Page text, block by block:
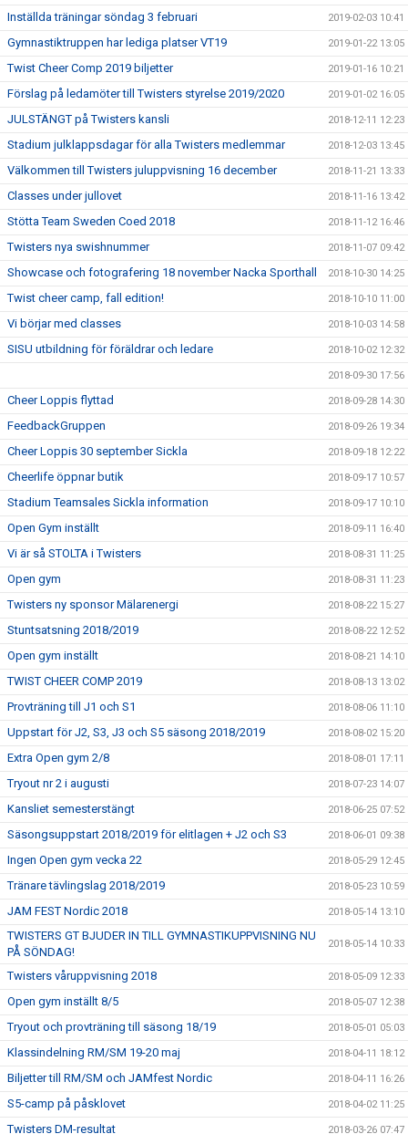
Inställda träningar söndag 3 februari 2019-02-03 10:41
Gymnastiktruppen har lediga platser VT19 2019-01-22 13:05
Twist Cheer Comp 2019 biljetter 2019-01-16 10:21
Förslag på ledamöter till Twisters styrelse 2019/2020 2019-01-02 16:05
JULSTÄNGT på Twisters kansli 2018-12-11 12:23
Stadium julklappsdagar för alla Twisters medlemmar 2018-12-03 13:45
Välkommen till Twisters juluppvisning 16 december 2018-11-21 13:33
Classes under jullovet 2018-11-16 13:42
Stötta Team Sweden Coed 2018 2018-11-12 16:46
Twisters nya swishnummer 2018-11-07 09:42
Showcase och fotografering 18 november Nacka Sporthall 2018-10-30 14:25
Twist cheer camp, fall edition! 2018-10-10 11:00
Vi börjar med classes 2018-10-03 14:58
SISU utbildning för föräldrar och ledare 2018-10-02 12:32
2018-09-30 17:56
Cheer Loppis flyttad 2018-09-28 14:30
FeedbackGruppen 2018-09-26 19:34
Cheer Loppis 30 september Sickla 2018-09-18 12:22
Cheerlife öppnar butik 2018-09-17 10:57
Stadium Teamsales Sickla information 2018-09-17 10:10
Open Gym inställt 2018-09-11 16:40
Vi är så STOLTA i Twisters 2018-08-31 11:25
Open gym 2018-08-31 11:23
Twisters ny sponsor Mälarenergi 2018-08-22 15:27
Stuntsatsning 2018/2019 2018-08-22 12:52
Open gym inställt 2018-08-21 14:10
TWIST CHEER COMP 2019 2018-08-13 13:02
Provträning till J1 och S1 2018-08-06 11:10
Uppstart för J2, S3, J3 och S5 säsong 2018/2019 2018-08-02 15:20
Extra Open gym 2/8 2018-08-01 17:11
Tryout nr 2 i augusti 2018-07-23 14:07
Kansliet semesterstängt 2018-06-25 07:52
Säsongsuppstart 2018/2019 för elitlagen + J2 och S3 2018-06-01 09:38
Ingen Open gym vecka 22 2018-05-29 12:45
Tränare tävlingslag 2018/2019 2018-05-23 10:59
JAM FEST Nordic 2018 2018-05-14 13:10
TWISTERS GT BJUDER IN TILL GYMNASTIKUPPVISNING NU
PÅ SÖNDAG!
2018-05-14 10:33
Twisters våruppvisning 2018 2018-05-09 12:33
Open gym inställt 8/5 2018-05-07 12:38
Tryout och provträning till säsong 18/19 2018-05-01 05:03
Klassindelning RM/SM 19-20 maj 2018-04-11 18:12
Biljetter till RM/SM och JAMfest Nordic 2018-04-11 16:26
S5-camp på påsklovet 2018-04-02 11:25
Twisters DM-resultat 2018-03-26 07:47